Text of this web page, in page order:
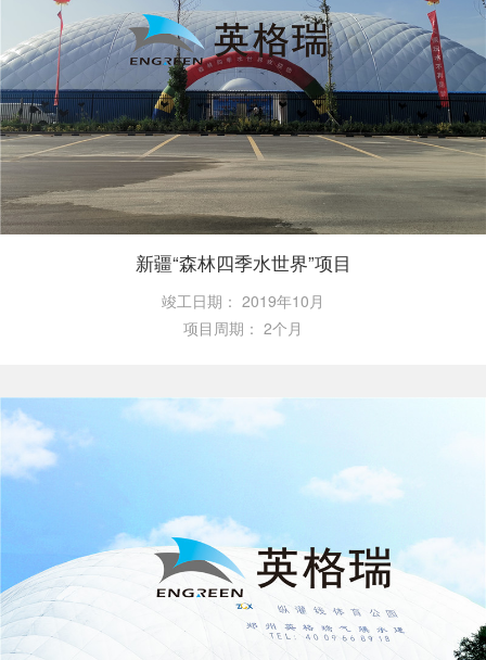
新疆“森林四季水世界”项目
竣工日期： 2019年10月
项目周期： 2个月